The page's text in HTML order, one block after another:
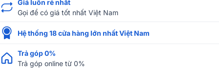
Giá luôn rẻ nhất
Gọi để có giá tốt nhất Việt Nam
Hệ thống 18 cửa hàng lớn nhất Việt Nam
Trả góp 0%
Trả góp online từ 0%